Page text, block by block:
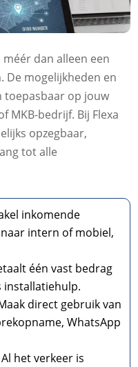
dan alleen een
De mogelijkheden en
toepasbaar op jouw
MKB-bedrijf. Bij Flexa
opzegbaar,
tot alle
inkomende
intern of mobiel,
één vast bedrag
installatiehulp.
direct gebruik van
WhatsApp
Al het verkeer is